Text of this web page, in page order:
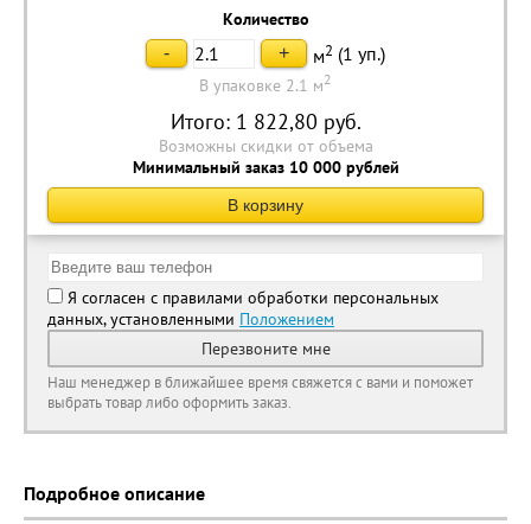
Количество
- + м2 (1 уп.)
В упаковке 2.1 м2
Итого: 1 822,80 руб.
Возможны скидки от объема
Минимальный заказ 10 000 рублей
В корзину
Я согласен с правилами обработки персональных
данных, установленными Положением
Перезвоните мне
Наш менеджер в ближайшее время свяжется с вами и поможет
выбрать товар либо оформить заказ.
Подробное описание